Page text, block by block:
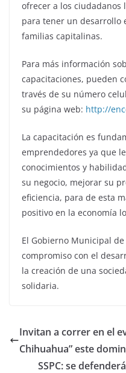
ofrecer a los ciudadanos
para tener un desarrollo
familias capitalinas.
Para más información
capacitaciones, pueden
través de su número
su página web: http://
La capacitación es
emprendedores ya que
conocimientos y
su negocio, mejorar su
eficiencia, para de esta
positivo en la economía
El Gobierno Municipal
compromiso con el
la creación de una
solidaria.
Invitan a correr en el
Chihuahua” este
SSPC: se